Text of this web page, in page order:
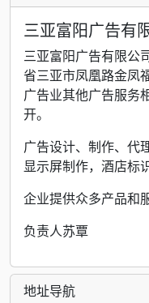
三亚富阳广告有
三亚富阳广告有限公
省三亚市凤凰路金凤
广告业其他广告服务
开。
广告设计、制作、代
显示屏制作，酒店标识
企业提供众多产品和
负责人苏覃
地址导航